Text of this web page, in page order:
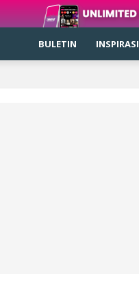
BULETIN INSPIRASI